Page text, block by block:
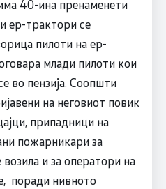
40-ина пренаменети
ер-трактори се
пилоти на ер-
млади пилоти кои
во пензија. Соопшти
на неговиот повик
припадници на
пожарникари за
возила и за оператори на
поради нивното